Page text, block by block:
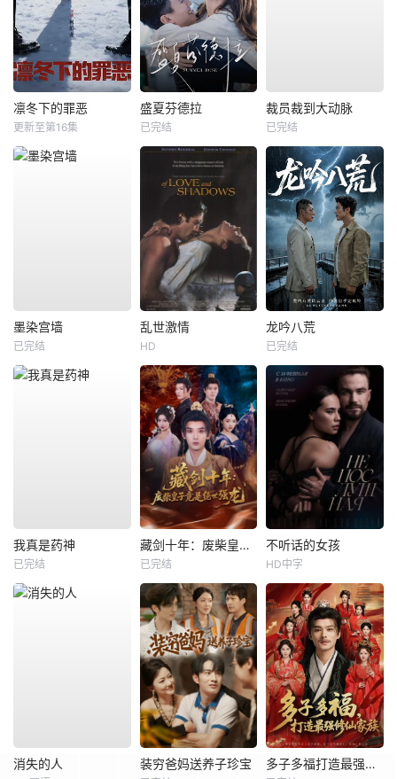
凛冬下的罪恶
更新至第16集
盛夏芬德拉
已完结
裁员裁到大动脉
已完结
墨染宫墙
已完结
乱世激情
HD
龙吟八荒
已完结
我真是药神
已完结
藏剑十年：废柴皇子竟是绝世强龙
已完结
不听话的女孩
HD中字
消失的人 装穷爸妈送养子珍宝 多子多福打造最强修仙家族